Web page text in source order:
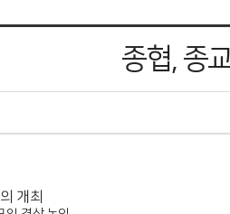
종협, 종
개최